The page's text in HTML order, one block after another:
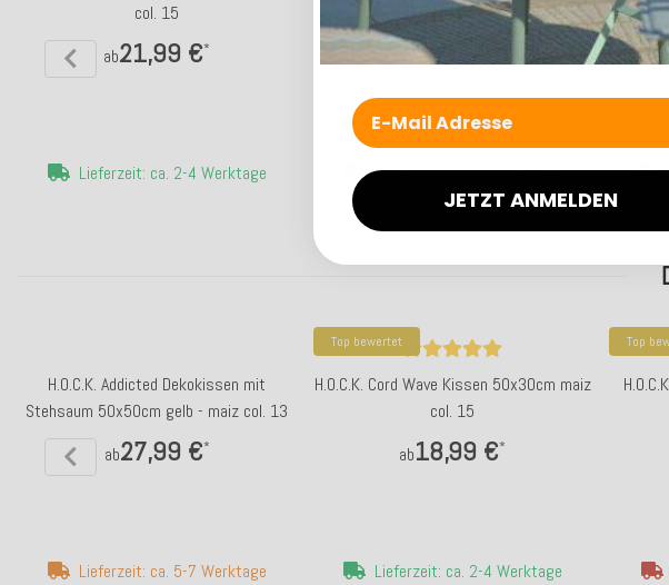
col. 15
ab21,99 €*
Lieferzeit: ca. 2-4 Werktage
50x50x10cm braun col. 64
33,99 €
Lieferzeit: ca. 5-7 Werktage
H.O.C.K. Addicted Dekokissen mit
Stehsaum 50x50cm gelb - maiz col. 13
ab27,99 €*
Lieferzeit: ca. 5-7 Werktage
Top bewertet
H.O.C.K. Cord Wave Kissen 50x30cm maiz
col. 15
ab18,99 €*
Lieferzeit: ca. 2-4 Werktage
Top
JETZT ANMELDEN